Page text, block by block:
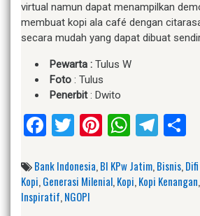
virtual namun dapat menampilkan
membuat kopi ala café dengan
secara mudah yang dapat dibuat
Pewarta : Tulus W
Foto : Tulus
Penerbit: Dwito
Facebook
Twitter
Pinterest
Bank Indonesia,BI KPw Jatim,Bisnis,
Kopi,Generasi Milenial,Kopi,Kopi Kenangan,
Inspiratif,NGOPI